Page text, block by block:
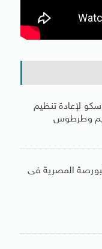
لإعادة تنظيم
وطرطوس
المصرية فى